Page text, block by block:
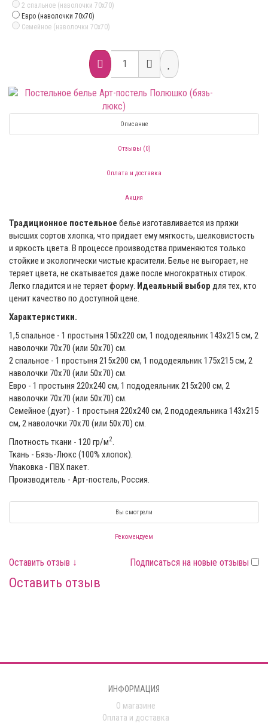
2 спальное (наволочки 70х70)
Евро (наволочки 70х70)
Семейное (наволочки 70х70)
Описание
Отзывы (0)
Оплата и доставка
Акция
Традиционное постельное белье изготавливается из пряжи
высших сортов хлопка, что придает ему мягкость, шелковистость
и яркость цвета. В процессе производства применяются только
стойкие и экологически чистые красители. Белье не выгорает, не
теряет цвета, не скатывается даже после многократных стирок.
Легко гладится и не теряет форму. Идеальный выбор для тех, кто
ценит качество по доступной цене.
Характеристики.
1,5 спальное - 1 простыня 150х220 см, 1 пододеяльник 143х215 см, 2
наволочки 70х70 (или 50x70) см.
2 спальное - 1 простыня 215x200 см, 1 пододеяльник 175х215 см, 2
наволочки 70х70 (или 50x70) см.
Евро - 1 простыня 220х240 см, 1 пододеяльник 215х200 см, 2
наволочки 70х70 (или 50x70) см.
Семейное (дуэт) - 1 простыня 220x240 см, 2 пододеяльника 143х215
см, 2 наволочки 70х70 (или 50x70) см.
Плотность ткани - 120 гр/м2.
Ткань - Бязь-Люкс (100% хлопок).
Упаковка - ПВХ пакет.
Производитель - Арт-постель, Россия.
Вы смотрели
Рекомендуем
Подписаться на новые отзывы
Оставить отзыв ↓
Оставить отзыв
ИНФОРМАЦИЯ
О магазине
Оплата и доставка